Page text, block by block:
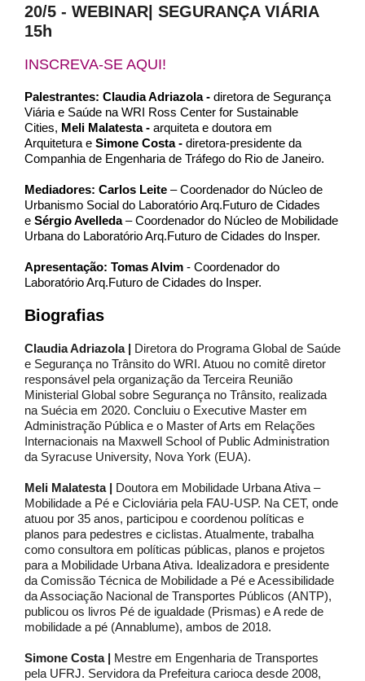
20/5 - WEBINAR| SEGURANÇA VIÁRIA
15h
INSCREVA-SE AQUI!
Palestrantes: Claudia Adriazola - diretora de Segurança
Viária e Saúde na WRI Ross Center for Sustainable
Cities, Meli Malatesta - arquiteta e doutora em
Arquitetura e Simone Costa - diretora-presidente da
Companhia de Engenharia de Tráfego do Rio de Janeiro.
Mediadores: Carlos Leite – Coordenador do Núcleo de
Urbanismo Social do Laboratório Arq.Futuro de Cidades
e Sérgio Avelleda– Coordenador do Núcleo de Mobilidade
Urbana do Laboratório Arq.Futuro de Cidades do Insper.
Apresentação: Tomas Alvim - Coordenador do
Laboratório Arq.Futuro de Cidades do Insper.
Biografias
Claudia Adriazola | Diretora do Programa Global de Saúde
e Segurança no Trânsito do WRI. Atuou no comitê diretor
responsável pela organização da Terceira Reunião
Ministerial Global sobre Segurança no Trânsito, realizada
na Suécia em 2020. Concluiu o Executive Master em
Administração Pública e o Master of Arts em Relações
Internacionais na Maxwell School of Public Administration
da Syracuse University, Nova York (EUA).
Meli Malatesta | Doutora em Mobilidade Urbana Ativa –
Mobilidade a Pé e Cicloviária pela FAU-USP. Na CET, onde
atuou por 35 anos, participou e coordenou políticas e
planos para pedestres e ciclistas. Atualmente, trabalha
como consultora em políticas públicas, planos e projetos
para a Mobilidade Urbana Ativa. Idealizadora e presidente
da Comissão Técnica de Mobilidade a Pé e Acessibilidade
da Associação Nacional de Transportes Públicos (ANTP),
publicou os livros Pé de igualdade (Prismas) e A rede de
mobilidade a pé (Annablume), ambos de 2018.
Simone Costa | Mestre em Engenharia de Transportes
pela UFRJ. Servidora da Prefeitura carioca desde 2008,